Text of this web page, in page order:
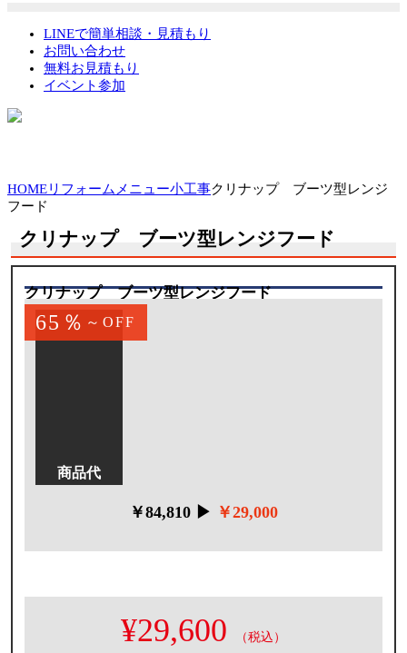
LINEで簡単相談・見積もり
お問い合わせ
無料お見積もり
イベント参加
HOMEリフォームメニュー小工事クリナップ ブーツ型レンジ
フード
クリナップ ブーツ型レンジフード
クリナップ ブーツ型レンジフード
65％ ～OFF
サイズ
商品代
￥84,810 ▶ ￥29,000
¥29,600
（税込）